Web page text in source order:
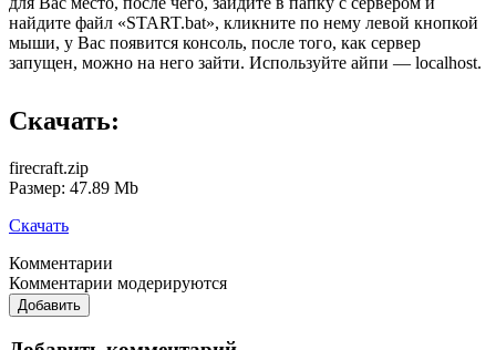
найдите файл «START.bat», кликните по нему левой кнопкой
мыши, у Вас появится консоль, после того, как сервер
запущен, можно на него зайти. Используйте айпи — localhost.
Скачать:
firecraft.zip
Размер: 47.89 Mb
Скачать
Комментарии
Комментарии модерируются
Добавить